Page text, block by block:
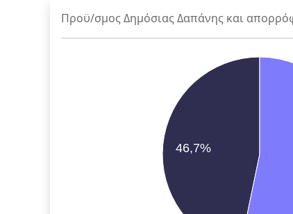
Προϋ/σμος Δημόσιας Δαπάνης και
46,7%